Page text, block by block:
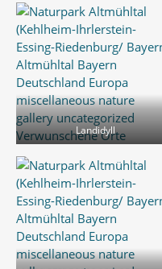
Landidyll